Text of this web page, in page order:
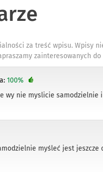
za treść wpisu. Wpisy
zainteresowanych
100%
wy nie myslicie samodzielnie
myśleć jest jeszcze